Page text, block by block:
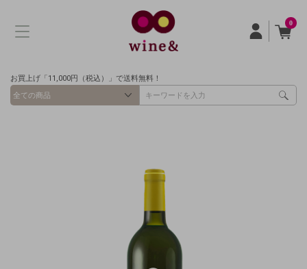
0
お買上げ「11,000円（税込）」で送料無料！